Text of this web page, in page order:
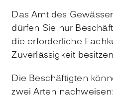
Das Amt des
dürfen Sie nur
die erforderliche
Zuverlässigkeit
Die Beschäftigten
zwei Arten nachweisen: